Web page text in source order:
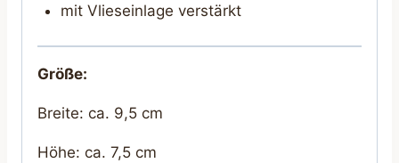
mit Vlieseinlage verstärkt
Größe:
Breite: ca. 9,5 cm
Höhe: ca. 7,5 cm